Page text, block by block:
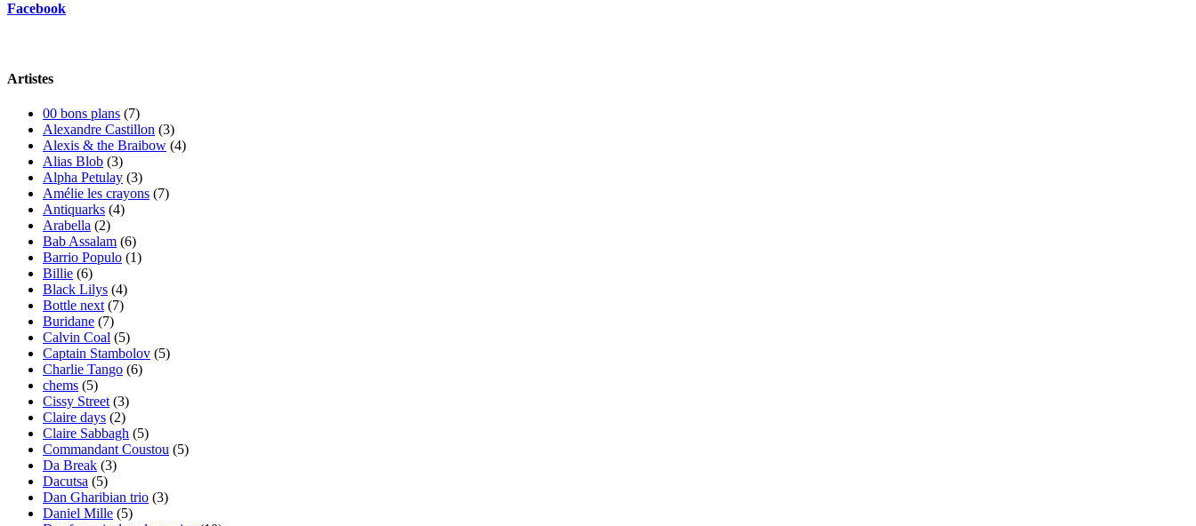
Facebook
Artistes
00 bons plans (7)
Alexandre Castillon (3)
Alexis & the Braibow (4)
Alias Blob (3)
Alpha Petulay (3)
Amélie les crayons (7)
Antiquarks (4)
Arabella (2)
Bab Assalam (6)
Barrio Populo (1)
Billie (6)
Black Lilys (4)
Bottle next (7)
Buridane (7)
Calvin Coal (5)
Captain Stambolov (5)
Charlie Tango (6)
chems (5)
Cissy Street (3)
Claire days (2)
Claire Sabbagh (5)
Commandant Coustou (5)
Da Break (3)
Dacutsa (5)
Dan Gharibian trio (3)
Daniel Mille (5)